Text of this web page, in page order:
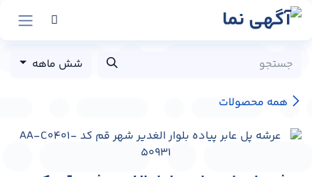
پرش به محتوا
همه محصولات
شش ماهه